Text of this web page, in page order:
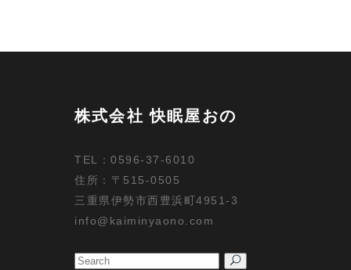
株式会社 快眠屋おの
TEL：0596-37-6010
住所：〒515-0505
三重県伊勢市西豊浜町4951-3
info@kaiminyaono.com
Search